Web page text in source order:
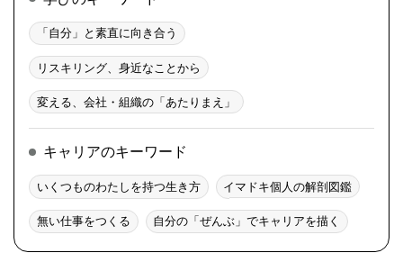
「自分」と素直に向き合う
リスキリング、身近なことから
変える、会社・組織の「あたりまえ」
キャリアのキーワード
いくつものわたしを持つ生き方 イマドキ個人の解剖図鑑
無い仕事をつくる 自分の「ぜんぶ」でキャリアを描く